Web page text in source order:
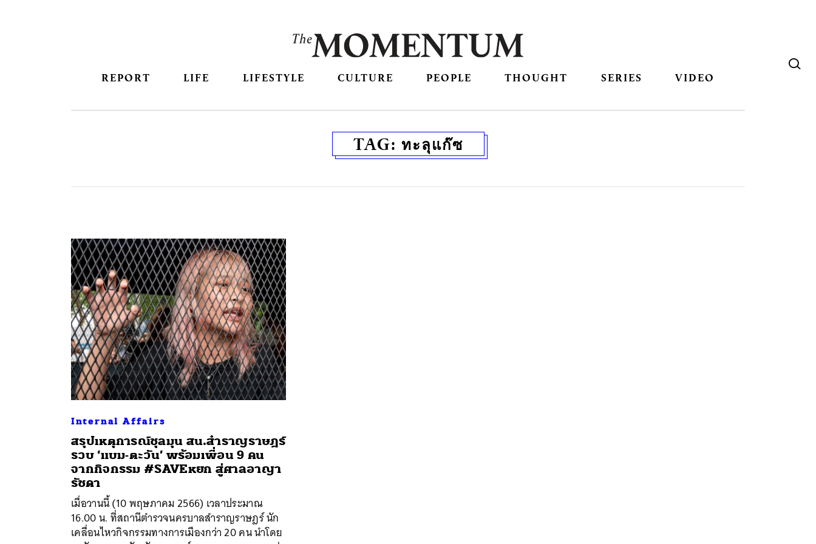
REPORT LIFE LIFESTYLE CULTURE PEOPLE THOUGHT SERIES VIDEO
TAG: ทะลุแก๊ซ
Internal Affairs
สรุปเหตุการณ์ชุลมุน สน.สำราญราษฎร์
รวบ ‘แบม-ตะวัน’ พร้อมเพื่อน 9 คน
จากกิจกรรม #SAVEหยก สู่ศาลอาญา
รัชดา
เมื่อวานนี้ (10 พฤษภาคม 2566) เวลาประมาณ
16.00 น. ที่สถานีตำรวจนครบาลสำราญราษฎร์ นัก
เคลื่อนไหวกิจกรรมทางการเมืองกว่า 20 คน นำโดย
ค้นหา